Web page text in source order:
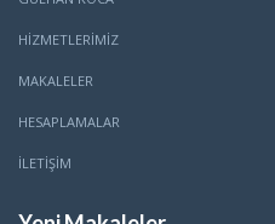
HİZMETLERİMİZ
MAKALELER
HESAPLAMALAR
İLETİŞİM